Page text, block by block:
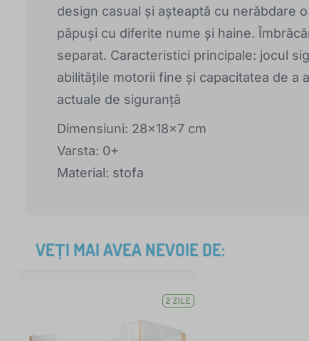
design casual și așteaptă cu nerăbdare
păpuși cu diferite nume și haine.
separat. Caracteristici principale: jocul
abilitățile motorii fine și capacitatea de a
actuale de siguranță
Dimensiuni: 28x18x7 cm
Varsta: 0+
Material: stofa
VEȚI MAI AVEA NEVOIE DE:
2 ZILE